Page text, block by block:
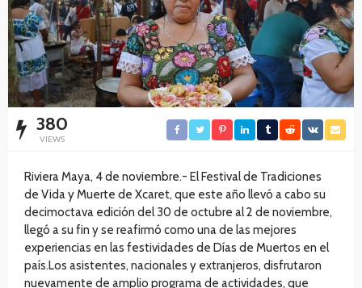
380
VIEWS
Riviera Maya, 4 de noviembre.- El Festival de Tradiciones
de Vida y Muerte de Xcaret, que este año llevó a cabo su
decimoctava edición del 30 de octubre al 2 de noviembre,
llegó a su fin y se reafirmó como una de las mejores
experiencias en las festividades de Días de Muertos en el
país.Los asistentes, nacionales y extranjeros, disfrutaron
nuevamente de amplio programa de actividades, que